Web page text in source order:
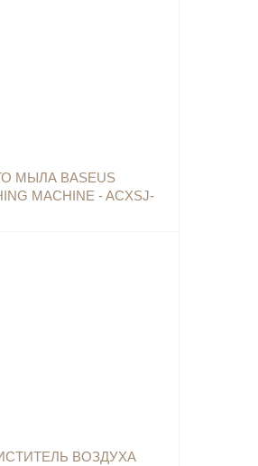
МЫЛА BASEUS
MACHINE - ACXSJ-
ВОЗДУХА